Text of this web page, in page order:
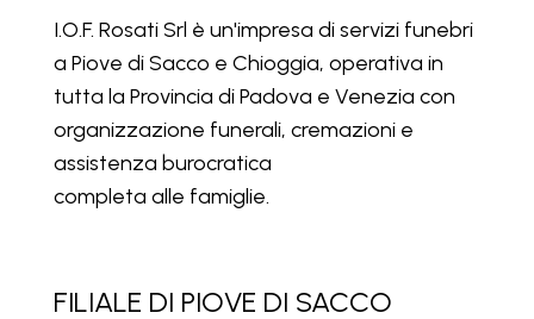
I.O.F. Rosati Srl è un'impresa di servizi funebri
a Piove di Sacco e Chioggia, operativa in
tutta la Provincia di Padova e Venezia con
organizzazione funerali, cremazioni e
assistenza burocratica
completa alle famiglie.
FILIALE DI PIOVE DI SACCO